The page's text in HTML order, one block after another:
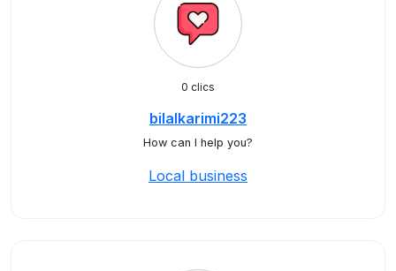
0 clics
bilalkarimi223
How can I help you?
Local business